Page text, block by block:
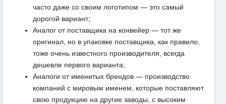
часто даже со своим логотипом — это самый
дорогой вариант;
Аналог от поставщика на конвейер — тот же
оригинал, но в упаковке поставщика, как правило,
тоже очень известного производителя, всегда
дешевле первого варианта;
Аналоги от именитых брендов — производство
компаний с мировым именем, которые поставляют
свою продукцию на другие заводы, с высоким